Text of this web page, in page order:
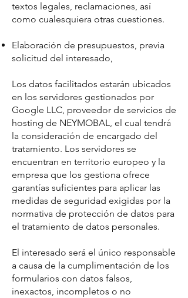
textos legales, reclamaciones, así
como cualesquiera otras cuestiones.
Elaboración de presupuestos, previa
solicitud del interesado,
Los datos facilitados estarán ubicados
en los servidores gestionados por
Google LLC, proveedor de servicios de
hosting de NEYMOBAL, el cual tendrá
la consideración de encargado del
tratamiento. Los servidores se
encuentran en territorio europeo y la
empresa que los gestiona ofrece
garantías suficientes para aplicar las
medidas de seguridad exigidas por la
normativa de protección de datos para
el tratamiento de datos personales.
El interesado será el único responsable
a causa de la cumplimentación de los
formularios con datos falsos,
inexactos, incompletos o no